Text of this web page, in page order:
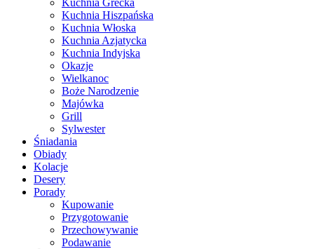
Kuchnia Grecka
Kuchnia Hiszpańska
Kuchnia Włoska
Kuchnia Azjatycka
Kuchnia Indyjska
Okazje
Wielkanoc
Boże Narodzenie
Majówka
Grill
Sylwester
Śniadania
Obiady
Kolacje
Desery
Porady
Kupowanie
Przygotowanie
Przechowywanie
Podawanie